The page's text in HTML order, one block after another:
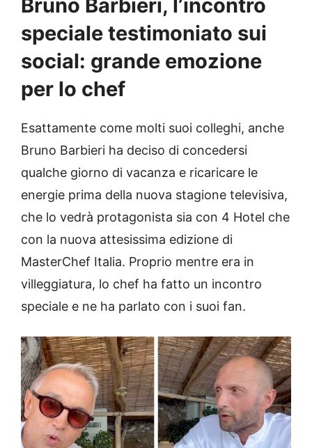
Bruno Barbieri, l’incontro
speciale testimoniato sui
social: grande emozione
per lo chef
Esattamente come molti suoi colleghi, anche
Bruno Barbieri ha deciso di concedersi
qualche giorno di vacanza e ricaricare le
energie prima della nuova stagione televisiva,
che lo vedrà protagonista sia con 4 Hotel che
con la nuova attesissima edizione di
MasterChef Italia. Proprio mentre era in
villeggiatura, lo chef ha fatto un incontro
speciale e ne ha parlato con i suoi fan.